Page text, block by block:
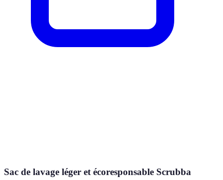
Sac de lavage léger et écoresponsable Scrubba